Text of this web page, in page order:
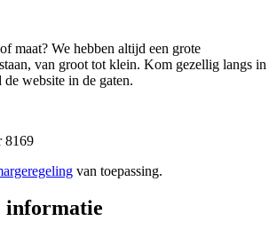
maat? We hebben altijd een grote
van groot tot klein. Kom gezellig langs in
de website in de gaten.
8169
van toepassing.
informatie